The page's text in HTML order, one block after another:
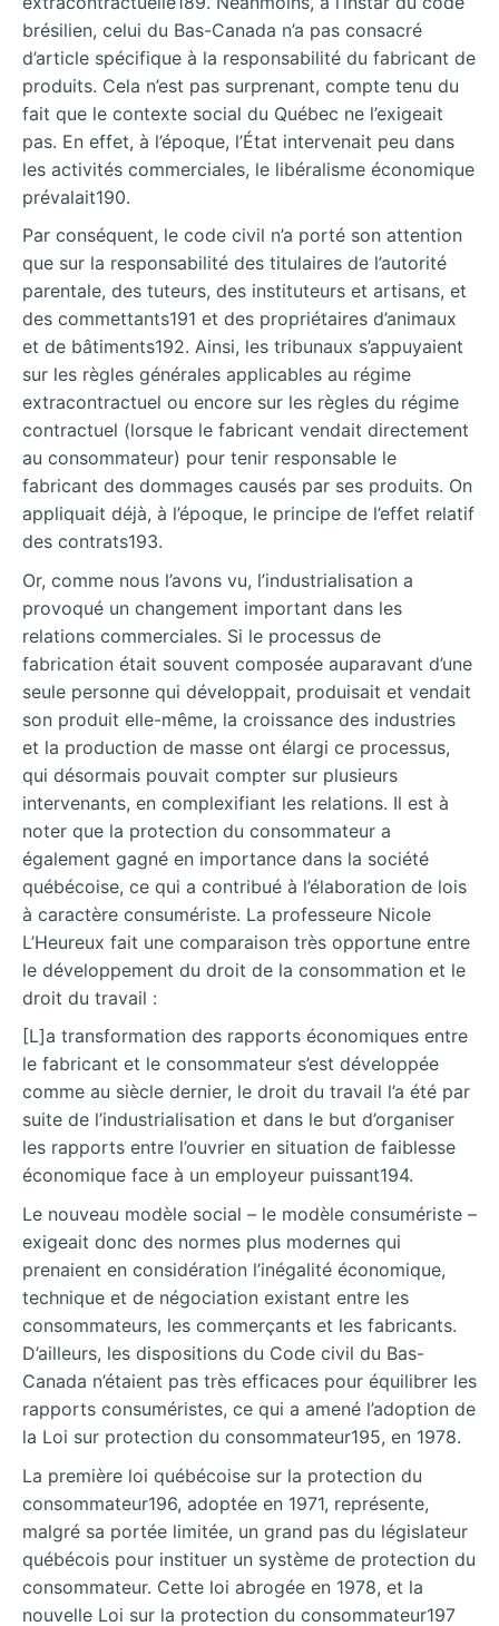
brésilien, celui du Bas-Canada n’a pas consacré
d’article spécifique à la responsabilité du fabricant de
produits. Cela n’est pas surprenant, compte tenu du
fait que le contexte social du Québec ne l’exigeait
pas. En effet, à l’époque, l’État intervenait peu dans
les activités commerciales, le libéralisme économique
prévalait190.
Par conséquent, le code civil n’a porté son attention
que sur la responsabilité des titulaires de l’autorité
parentale, des tuteurs, des instituteurs et artisans, et
des commettants191 et des propriétaires d’animaux
et de bâtiments192. Ainsi, les tribunaux s’appuyaient
sur les règles générales applicables au régime
extracontractuel ou encore sur les règles du régime
contractuel (lorsque le fabricant vendait directement
au consommateur) pour tenir responsable le
fabricant des dommages causés par ses produits. On
appliquait déjà, à l’époque, le principe de l’effet relatif
des contrats193.
Or, comme nous l’avons vu, l’industrialisation a
provoqué un changement important dans les
relations commerciales. Si le processus de
fabrication était souvent composée auparavant d’une
seule personne qui développait, produisait et vendait
son produit elle-même, la croissance des industries
et la production de masse ont élargi ce processus,
qui désormais pouvait compter sur plusieurs
intervenants, en complexifiant les relations. Il est à
noter que la protection du consommateur a
également gagné en importance dans la société
québécoise, ce qui a contribué à l’élaboration de lois
à caractère consumériste. La professeure Nicole
L’Heureux fait une comparaison très opportune entre
le développement du droit de la consommation et le
droit du travail :
[L]a transformation des rapports économiques entre
le fabricant et le consommateur s’est développée
comme au siècle dernier, le droit du travail l’a été par
suite de l’industrialisation et dans le but d’organiser
les rapports entre l’ouvrier en situation de faiblesse
économique face à un employeur puissant194.
Le nouveau modèle social – le modèle consumériste –
exigeait donc des normes plus modernes qui
prenaient en considération l’inégalité économique,
technique et de négociation existant entre les
consommateurs, les commerçants et les fabricants.
D’ailleurs, les dispositions du Code civil du Bas-
Canada n’étaient pas très efficaces pour équilibrer les
rapports consuméristes, ce qui a amené l’adoption de
la Loi sur protection du consommateur195, en 1978.
La première loi québécoise sur la protection du
consommateur196, adoptée en 1971, représente,
malgré sa portée limitée, un grand pas du législateur
québécois pour instituer un système de protection du
consommateur. Cette loi abrogée en 1978, et la
nouvelle Loi sur la protection du consommateur197